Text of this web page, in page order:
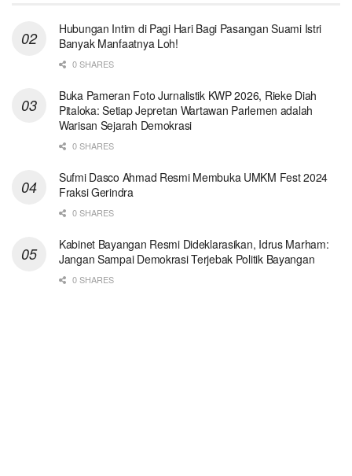
Hubungan Intim di Pagi Hari Bagi Pasangan Suami Istri
Banyak Manfaatnya Loh!
0 SHARES
Buka Pameran Foto Jurnalistik KWP 2026, Rieke Diah
Pitaloka: Setiap Jepretan Wartawan Parlemen adalah
Warisan Sejarah Demokrasi
0 SHARES
Sufmi Dasco Ahmad Resmi Membuka UMKM Fest 2024
Fraksi Gerindra
0 SHARES
Kabinet Bayangan Resmi Dideklarasikan, Idrus Marham:
Jangan Sampai Demokrasi Terjebak Politik Bayangan
0 SHARES